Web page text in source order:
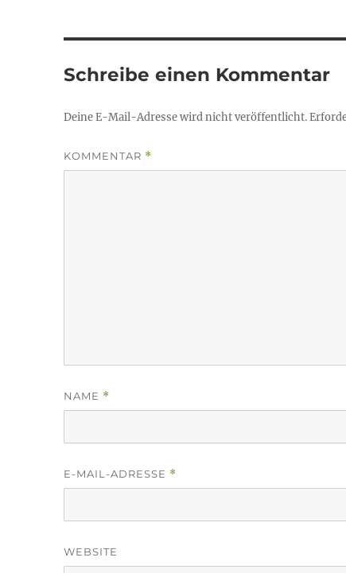
Schreibe einen Kommentar
Deine E-Mail-Adresse wird nicht veröffentlicht.
KOMMENTAR *
NAME *
E-MAIL-ADRESSE *
WEBSITE